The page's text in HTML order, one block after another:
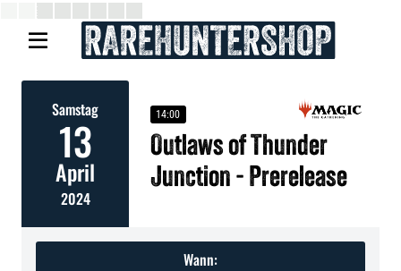

Samstag
13
April
2024
14:00
Outlaws of Thunder
Junction - Prerelease
Wann: